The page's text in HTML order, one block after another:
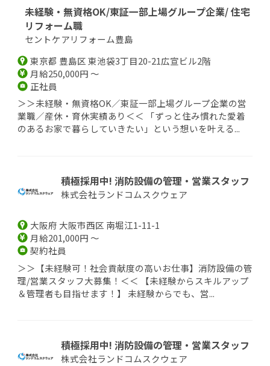
未経験・無資格OK/東証一部上場グループ企業/ 住宅
リフォーム職
セントケアリフォーム豊島
東京都 豊島区 東池袋3丁目20-21広宣ビル2階
月給250,000円 ～
正社員
＞＞未経験・無資格OK／東証一部上場グループ企業の営
業職／産休・育休実績あり＜＜ 「ずっと住み慣れた愛着
のあるお家で暮らしていきたい」という想いを叶える...
積極採用中! 消防設備の管理・営業スタッフ
株式会社ランドコムスクウェア
大阪府 大阪市西区 南堀江1-11-1
月給201,000円 ～
契約社員
＞＞【未経験可！社会貢献度の高いお仕事】消防設備の管
理/営業スタッフ大募集！＜＜ 【未経験からスキルアップ
＆管理者も目指せます！】 未経験からでも、営...
積極採用中! 消防設備の管理・営業スタッフ
株式会社ランドコムスクウェア